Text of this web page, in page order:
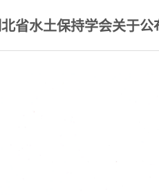
省水土保持学会关于